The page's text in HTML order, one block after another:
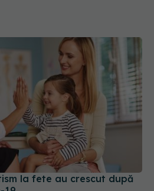
la fete au crescut după